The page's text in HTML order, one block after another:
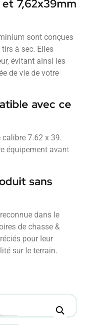
7,62x39mm
sont conçues
à sec. Elles
évitant ainsi les
de vie de votre
avec ce
7.62 x 39.
équipement avant
sans
dans le
de chasse &
pour leur
sur le terrain.